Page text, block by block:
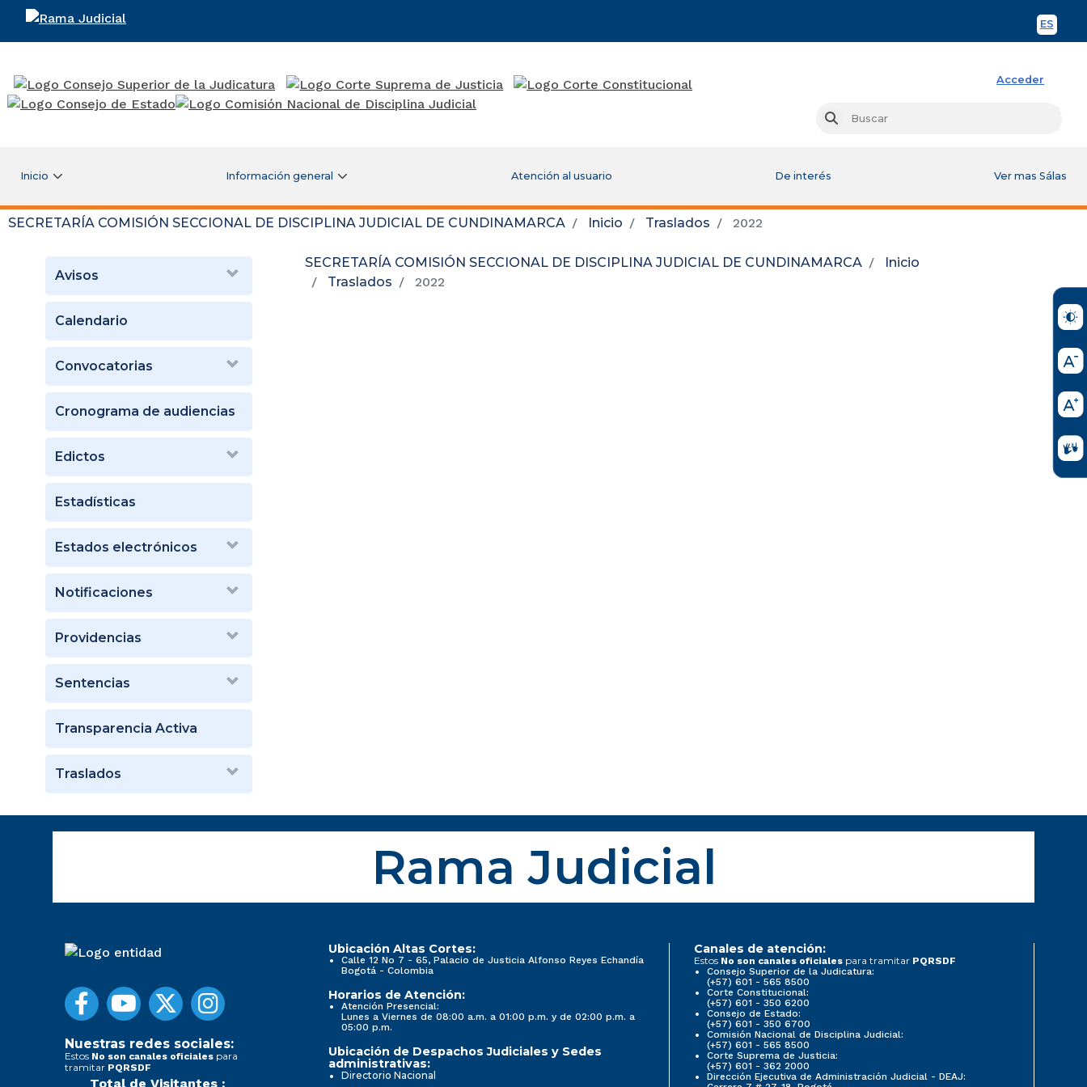
ES
Rama Judicial
Acceder
Buscar
Inicio Información general Atención al usuario De interés Ver mas Sálas
SECRETARÍA COMISIÓN SECCIONAL DE DISCIPLINA JUDICIAL DE CUNDINAMARCA Inicio Traslados 2022
Avisos
Calendario
Convocatorias
Cronograma de audiencias
Edictos
Estadísticas
Estados electrónicos
Notificaciones
Providencias
Sentencias
Transparencia Activa
Traslados
SECRETARÍA COMISIÓN SECCIONAL DE DISCIPLINA JUDICIAL DE CUNDINAMARCA
Inicio
Traslados
2022
Rama Judicial
Nuestras redes sociales:
Estos No son canales oficiales para
tramitar PQRSDF
Total de Visitantes :
Ubicación Altas Cortes:
Calle 12 No 7 - 65, Palacio de Justicia Alfonso Reyes Echandía
Bogotá - Colombia
Horarios de Atención:
Atención Presencial:
Lunes a Viernes de 08:00 a.m. a 01:00 p.m. y de 02:00 p.m. a
05:00 p.m.
Ubicación de Despachos Judiciales y Sedes
administrativas:
Directorio Nacional
Canales de atención:
Estos No son canales oficiales para tramitar PQRSDF
Consejo Superior de la Judicatura:
(+57) 601 - 565 8500
Corte Constitucional:
(+57) 601 - 350 6200
Consejo de Estado:
(+57) 601 - 350 6700
Comisión Nacional de Disciplina Judicial:
(+57) 601 - 565 8500
Corte Suprema de Justicia:
(+57) 601 - 362 2000
Dirección Ejecutiva de Administración Judicial - DEAJ: